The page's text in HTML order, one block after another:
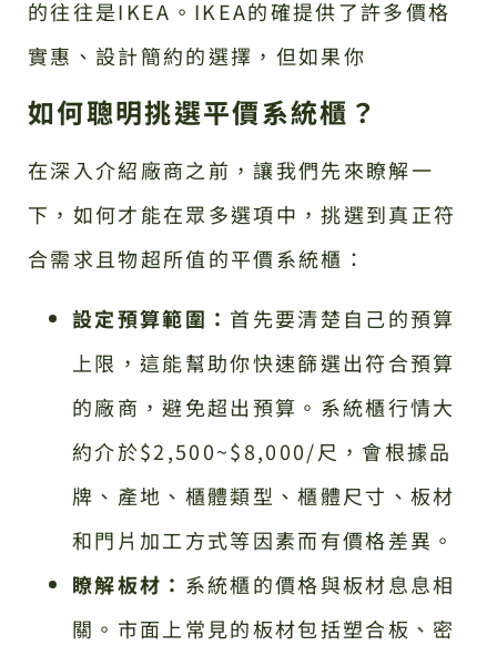
的往往是IKEA。IKEA的確提供了許多價格
實惠、設計簡約的選擇，但如果你
如何聰明挑選平價系統櫃？
在深入介紹廠商之前，讓我們先來瞭解一
下，如何才能在眾多選項中，挑選到真正符
合需求且物超所值的平價系統櫃：
設定預算範圍： 首先要清楚自己的預算
上限，這能幫助你快速篩選出符合預算
的廠商，避免超出預算。系統櫃行情大
約介於$2,500~$8,000/尺，會根據品
牌、產地、櫃體類型、櫃體尺寸、板材
和門片加工方式等因素而有價格差異。
瞭解板材： 系統櫃的價格與板材息息相
關。市面上常見的板材包括塑合板、密